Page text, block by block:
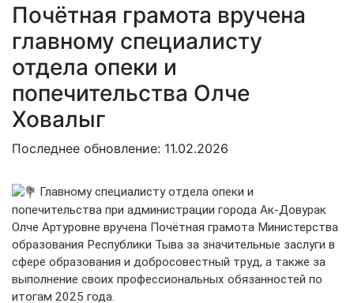
Почётная грамота вручена
главному специалисту
отдела опеки и
попечительства Олче
Ховалыг
Последнее обновление: 11.02.2026
Главному специалисту отдела опеки и
попечительства при администрации города Ак-Довурак
Олче Артуровне вручена Почётная грамота Министерства
образования Республики Тыва за значительные заслуги в
сфере образования и добросовестный труд, а также за
выполнение своих профессиональных обязанностей по
итогам 2025 года.